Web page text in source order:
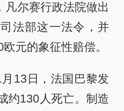
凡尔赛行政法院做出
法部这一法令，并
元的象征性赔偿。
13日，法国巴黎发
约130人死亡。制造